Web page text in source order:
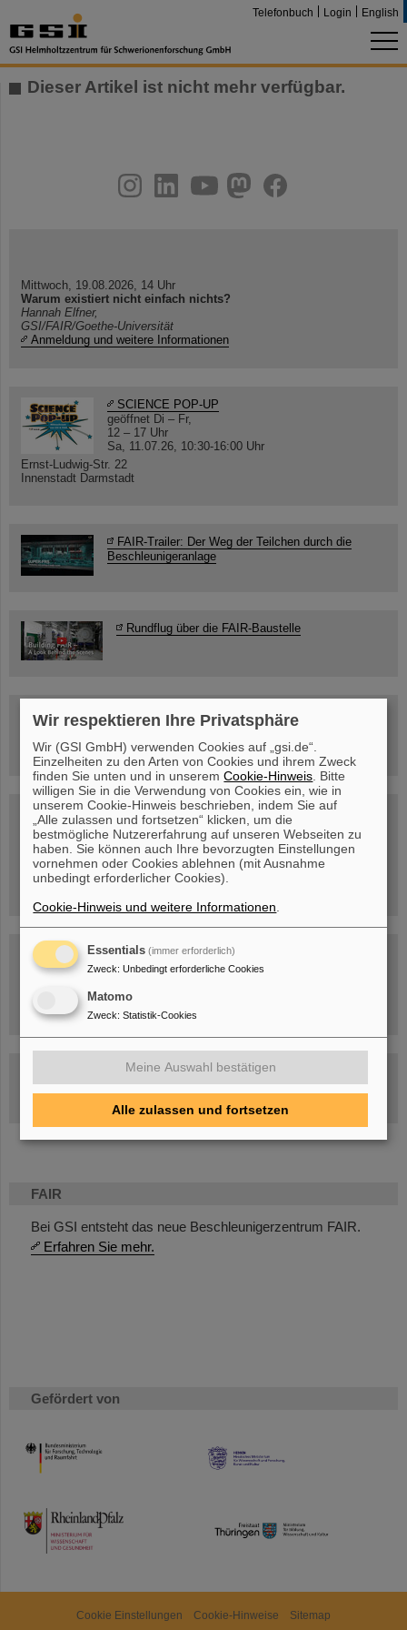
Telefonbuch Login English
FAIR
Bei GSI entsteht das neue Beschleunigerzentrum FAIR.
Erfahren Sie mehr.
Gefördert von
HMWK
TMWWDG
Dieser Artikel ist nicht mehr verfügbar.
youtube
helmholtz.social
facebook
Mittwoch, 19.08.2026, 14 Uhr
Warum existiert nicht einfach nichts?
Hannah Elfner,
GSI/FAIR/Goethe-Universität
Anmeldung und weitere Informationen
SCIENCE POP-UP
geöffnet Di – Fr,
12 – 17 Uhr
Sa, 11.07.26, 10:30-16:00 Uhr
Ernst-Ludwig-Str. 22
Innenstadt Darmstadt
FAIR-Trailer: Der Weg der Teilchen durch die
Beschleunigeranlage
Rundflug über die FAIR-Baustelle
Besichtigung von GSI/FAIR –
jetzt Termin buchen!
Blog Beam On
Menschen...hinter GSI und FAIR.
Umgang mit den Auswirkungen des Kriegs in der Ukraine
GSI-FAIR Kolloquium
Aktuelle Termine
Cookie Einstellungen Cookie-Hinweise Sitemap
Wir respektieren Ihre Privatsphäre
Wir (GSI GmbH) verwenden Cookies auf „gsi.de“.
Einzelheiten zu den Arten von Cookies und ihrem Zweck
finden Sie unten und in unseremCookie-Hinweis . Bitte
willigen Sie in die Verwendung von Cookies ein, wie in
unserem Cookie-Hinweis beschrieben, indem Sie auf
„Alle zulassen und fortsetzen“ klicken, um die
bestmögliche Nutzererfahrung auf unseren Webseiten zu
haben. Sie können auch Ihre bevorzugten Einstellungen
vornehmen oder Cookies ablehnen (mit Ausnahme
unbedingt erforderlicher Cookies).
Cookie-Hinweis und weitere Informationen
Essentials (immer erforderlich)
Zweck: Unbedingt erforderliche Cookies
Matomo
Zweck: Statistik-Cookies
Meine Auswahl bestätigen
Alle zulassen und fortsetzen